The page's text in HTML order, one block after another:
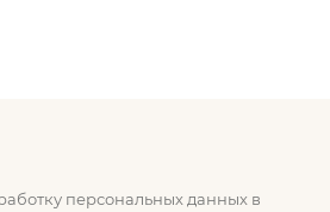
персональных данных в